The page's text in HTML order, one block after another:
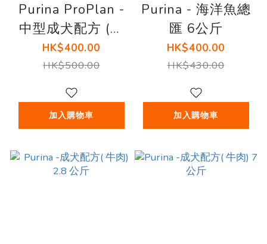
Purina ProPlan -
中型成犬配方 (雞
肉) (3公斤x2 ) 嚐
味期 9/2026
HK$400.00
HK$500.00
加入購物車
Purina - 海洋魚總
匯 6公斤
HK$400.00
HK$430.00
加入購物車